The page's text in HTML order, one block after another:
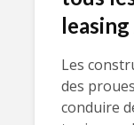
Les
des
conduire